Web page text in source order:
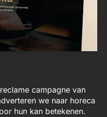
campagne van
we naar horeca
hun kan betekenen.